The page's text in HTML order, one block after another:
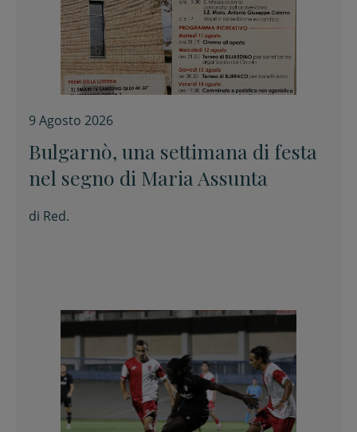
9 Agosto 2026
Bulgarnò, una settimana di festa
nel segno di Maria Assunta
di Red.